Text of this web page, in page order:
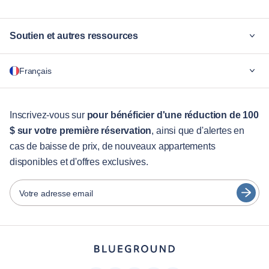
Soutien et autres ressources
Pour les entreprises
Services aux visiteurs
Guides des villes
Partenaires
Opérateurs de location de meubles
Propriétaires
Partenaires de franchise
Français
English
Português
Español
Français
Türkçe
Inscrivez-vous sur pour bénéficier d'une réduction de 100
$ sur votre première réservation, ainsi que d'alertes en
cas de baisse de prix, de nouveaux appartements
disponibles et d'offres exclusives.
Votre adresse email